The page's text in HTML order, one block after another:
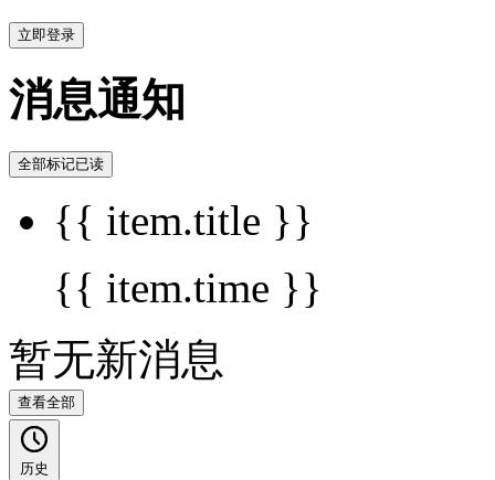
立即登录
消息通知
全部标记已读
{{ item.title }}
{{ item.time }}
暂无新消息
查看全部
历史